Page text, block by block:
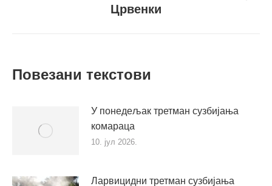
пост
Црвенки
Повезани текстови
У понедељак третман сузбијања
комараца
10. јул 2026.
Ларвицидни третман сузбијања